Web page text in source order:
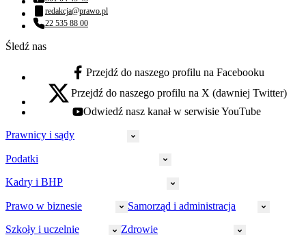
Numer telefonu:
Adres email:
redakcja@prawo.pl
Numer telefonu:
22 535 88 00
Śledź nas
facebook - otwiera się w nowej karcie
Przejdź do naszego profilu na Facebooku
x - otwiera się w nowej karcie
Przejdź do naszego profilu na X (dawniej Twitter)
youtube - otwiera się w nowej karcie
Odwiedź nasz kanał w serwisie YouTube
Prawnicy i sądy
Prawnicy
Policja
Strefa aplikanta
Podatki
CIT
Akcyza
Kadry i BHP
HR
Prawo w biznesie Samorząd i administracja
Szkoły i uczelnie Zdrowie